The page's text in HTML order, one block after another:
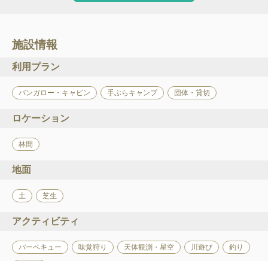
施設情報
利用プラン
バンガロー・キャビン 手ぶらキャンプ 団体・貸切
ロケーション
林間
地面
土 芝生
アクティビティ
バーベキュー 味覚狩り 天体観測・星空 川遊び 釣り